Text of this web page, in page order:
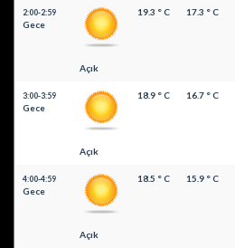
2:00-2:59
Gece
Açık
19.3 ° C 17.3 ° C
3:00-3:59
Gece
Açık
18.9 ° C 16.7 ° C
4:00-4:59
Gece
Açık
18.5 ° C 15.9 ° C